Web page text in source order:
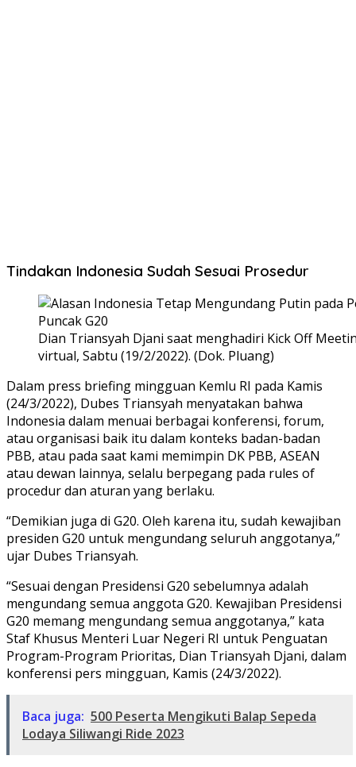
Tindakan Indonesia Sudah Sesuai Prosedur
Dian Triansyah Djani saat menghadiri Kick Off
virtual, Sabtu (19/2/2022). (Dok. Pluang)
Dalam press briefing mingguan Kemlu RI pada Kamis
(24/3/2022), Dubes Triansyah menyatakan bahwa
Indonesia dalam menuai berbagai konferensi, forum,
atau organisasi baik itu dalam konteks badan-badan
PBB, atau pada saat kami memimpin DK PBB, ASEAN
atau dewan lainnya, selalu berpegang pada rules of
procedur dan aturan yang berlaku.
“Demikian juga di G20. Oleh karena itu, sudah kewajiban
presiden G20 untuk mengundang seluruh anggotanya,”
ujar Dubes Triansyah.
“Sesuai dengan Presidensi G20 sebelumnya adalah
mengundang semua anggota G20. Kewajiban Presidensi
G20 memang mengundang semua anggotanya,” kata
Staf Khusus Menteri Luar Negeri RI untuk Penguatan
Program-Program Prioritas, Dian Triansyah Djani, dalam
konferensi pers mingguan, Kamis (24/3/2022).
Baca juga: 500 Peserta Mengikuti Balap Sepeda
Lodaya Siliwangi Ride 2023